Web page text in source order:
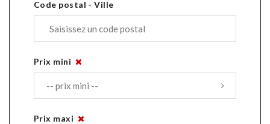
Code postal - Ville
Prix mini
Prix maxi